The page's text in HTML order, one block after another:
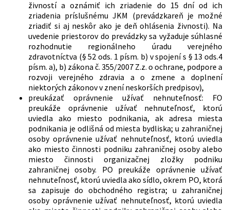
živností a oznámiť ich zriadenie do 15 dní od ich
zriadenia príslušnému JKM (prevádzkareň je možné
zriadiť si aj neskôr ako je deň ohlásenia živnosti). Na
uvedenie priestorov do prevádzky sa vyžaduje súhlasné
rozhodnutie regionálneho úradu verejného
zdravotníctva (§ 52 ods. 1 písm. b) v spojení s § 13 ods.4
písm. a), b) zákona č. 355/2007 Z.z. o ochrane, podpore a
rozvoji verejného zdravia a o zmene a doplnení
niektorých zákonov v znení neskorších predpisov),
preukázať oprávnenie užívať nehnuteľnosť: FO
preukáže oprávnenie užívať nehnuteľnosť, ktorú
uviedla ako miesto podnikania, ak adresa miesta
podnikania je odlišná od miesta bydliska; u zahraničnej
osoby oprávnenie užívať nehnuteľnosť, ktorú uviedla
ako miesto činnosti podniku zahraničnej osoby alebo
miesto činnosti organizačnej zložky podniku
zahraničnej osoby. PO preukáže oprávnenie užívať
nehnuteľnosť, ktorú uviedla ako sídlo, okrem PO, ktorá
sa zapisuje do obchodného registra; u zahraničnej
osoby oprávnenie užívať nehnuteľnosť, ktorú uviedla